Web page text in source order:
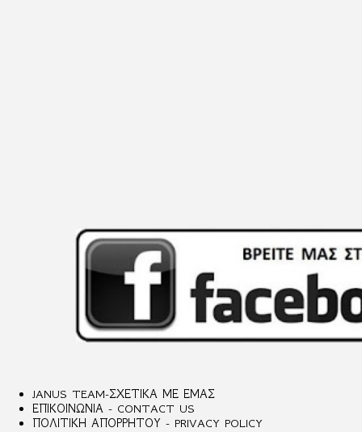
JANUS TEAM-ΣΧΕΤΙΚΑ ΜΕ ΕΜΑΣ
ΕΠΙΚΟΙΝΩΝΙΑ - CONTACT US
ΠΟΛΙΤΙΚΗ ΑΠΟΡΡΗΤΟΥ - PRIVACY POLICY